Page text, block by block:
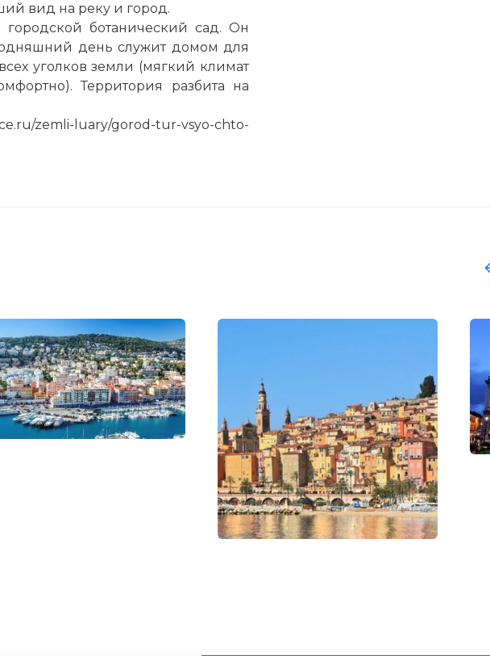
вид на реку и город.
городской ботанический сад. Он
день служит домом для
уголков земли (мягкий климат
Территория разбита на
zemli-luary/gorod-tur-vsyo-chto-